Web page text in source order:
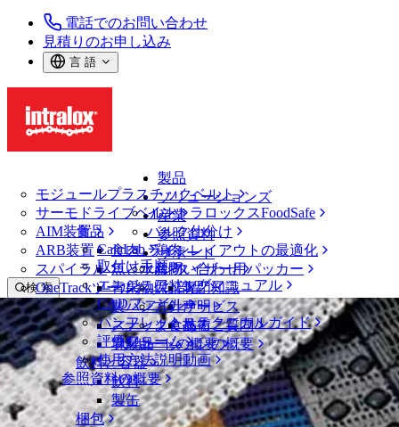
電話でのお問い合わせ
見積りのお申し込み
言 語
製品
モジュールプラスチックベルト
サーモドライブベルト
AIM装置
ARB装置
スパイラル
OneTrackツールおよび部品
ソリューションズ
イントラロックスFoodSafe
バルク仕分け
ラインレイアウトの最適化
パレタイザー用パッカー
専門知識
サービス
技術
ソリューションの概要
産業
食品
食肉、鶏肉
魚と水産物
青果物
製パン
スナック食品
乳製品
飲料と容器
飲料
製缶
梱包
参照資料
CalcLab
取付け手順
エンジニアリングマニュアル
CADファイル
パンフレット・テクニカルガイド
評価フォーム
使用方法説明動画
参照資料の概要
サポート
お問い合わせ
保証
方針声明
よくあるご質問
サポートの概要
検 索
メニューを開く
ニュース・メディア
DARBソーター、目標生産量と生産物の
無傷を確保